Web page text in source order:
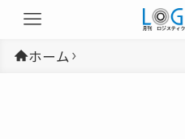
ホーム